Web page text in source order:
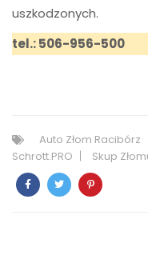
uszkodzonych.
tel.: 506-956-500
Auto Złom Racibórz
Schrott.PRO
Skup